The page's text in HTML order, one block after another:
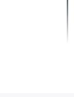
รียนรู้ การ